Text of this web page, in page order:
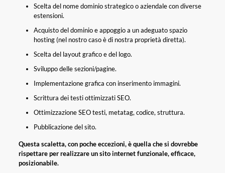
Scelta del nome dominio strategico o aziendale con diverse
estensioni.
Acquisto del dominio e appoggio a un adeguato spazio
hosting (nel nostro caso è di nostra proprietà diretta).
Scelta del layout grafico e del logo.
Sviluppo delle sezioni/pagine.
Implementazione grafica con inserimento immagini.
Scrittura dei testi ottimizzati SEO.
Ottimizzazione SEO testi, metatag, codice, struttura.
Pubblicazione del sito.
Questa scaletta, con poche eccezioni, è quella che si dovrebbe
rispettare per realizzare un sito internet funzionale, efficace,
posizionabile.